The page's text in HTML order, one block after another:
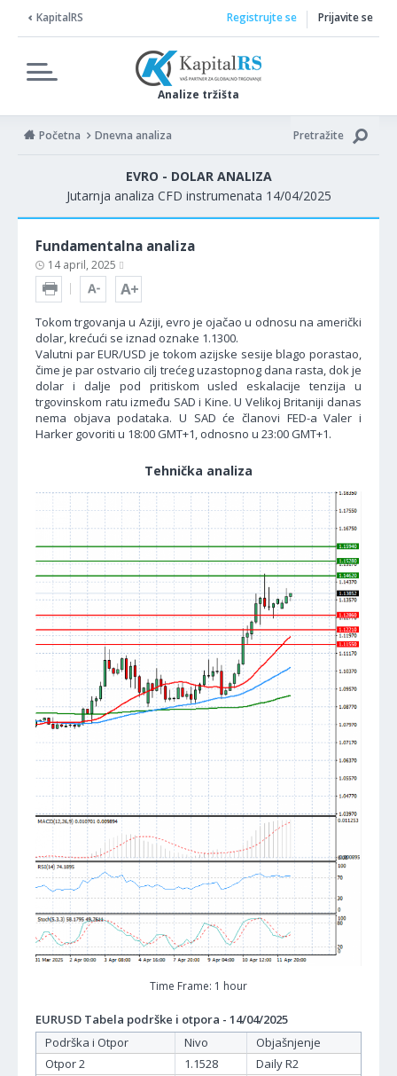
KapitalRS
Analize tržišta
Registrujte se Prijavite se
Početna Dnevna analiza Pretražite
EVRO - DOLAR ANALIZA
Jutarnja analiza CFD instrumenata 14/04/2025
Fundamentalna analiza
14 april, 2025
Tokom trgovanja u Aziji, evro je ojačao u odnosu na američki
dolar, krećući se iznad oznake 1.1300.
Valutni par EUR/USD je tokom azijske sesije blago porastao,
čime je par ostvario cilj trećeg uzastopnog dana rasta, dok je
dolar i dalje pod pritiskom usled eskalacije tenzija u
trgovinskom ratu između SAD i Kine. U Velikoj Britaniji danas
nema objava podataka. U SAD će članovi FED-a Valer i
Harker govoriti u 18:00 GMT+1, odnosno u 23:00 GMT+1.
Tehnička analiza
Time Frame: 1 hour
EURUSD Tabela podrške i otpora - 14/04/2025
Podrška i Otpor
Nivo
Objašnjenje
Otpor 2
1.1528
Daily R2